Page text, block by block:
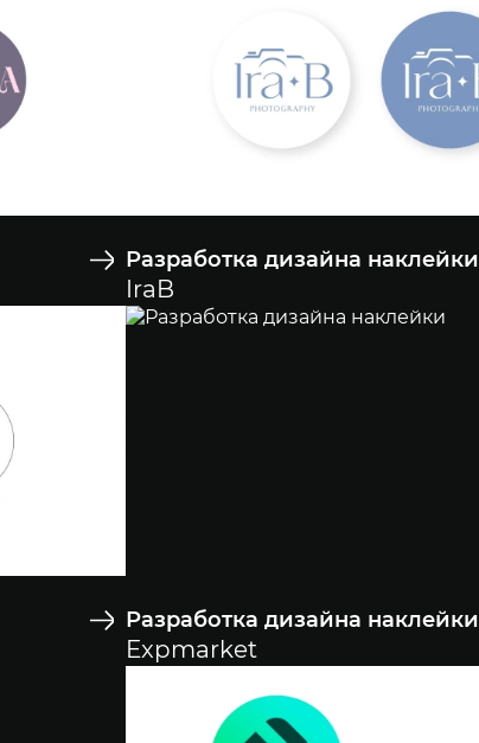
Разработка дизайна наклейки
IraB
Разработка дизайна наклейки
Expmarket